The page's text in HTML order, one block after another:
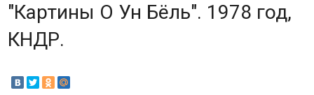
"Картины О Ун Бёль". 1978 год,
КНДР.